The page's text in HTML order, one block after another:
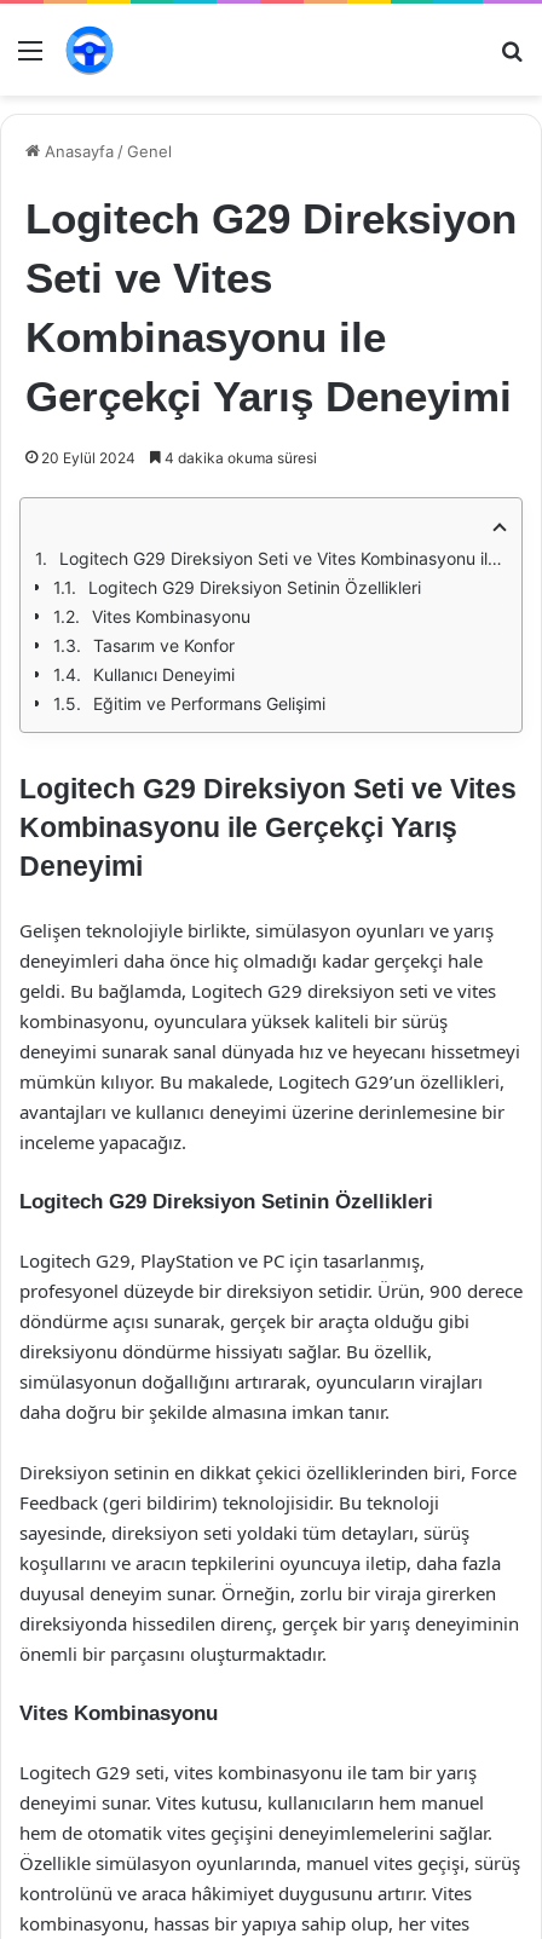
Menü
Anasayfa /Genel
Logitech G29 Direksiyon
Seti ve Vites
Kombinasyonu ile
Gerçekçi Yarış Deneyimi
20 Eylül 2024 4 dakika okuma süresi
Logitech G29 Direksiyon Seti ve Vites Kombinasyonu ile Gerçekçi Yarış Deneyimi
Logitech G29 Direksiyon Setinin Özellikleri
Vites Kombinasyonu
Tasarım ve Konfor
Kullanıcı Deneyimi
Eğitim ve Performans Gelişimi
Logitech G29 Direksiyon Seti ve Vites
Kombinasyonu ile Gerçekçi Yarış
Deneyimi
Gelişen teknolojiyle birlikte, simülasyon oyunları ve yarış
deneyimleri daha önce hiç olmadığı kadar gerçekçi hale
geldi. Bu bağlamda, Logitech G29 direksiyon seti ve vites
kombinasyonu, oyunculara yüksek kaliteli bir sürüş
deneyimi sunarak sanal dünyada hız ve heyecanı hissetmeyi
mümkün kılıyor. Bu makalede, Logitech G29’un özellikleri,
avantajları ve kullanıcı deneyimi üzerine derinlemesine bir
inceleme yapacağız.
Logitech G29 Direksiyon Setinin Özellikleri
Logitech G29, PlayStation ve PC için tasarlanmış,
profesyonel düzeyde bir direksiyon setidir. Ürün, 900 derece
döndürme açısı sunarak, gerçek bir araçta olduğu gibi
direksiyonu döndürme hissiyatı sağlar. Bu özellik,
simülasyonun doğallığını artırarak, oyuncuların virajları
daha doğru bir şekilde almasına imkan tanır.
Direksiyon setinin en dikkat çekici özelliklerinden biri, Force
Feedback (geri bildirim) teknolojisidir. Bu teknoloji
sayesinde, direksiyon seti yoldaki tüm detayları, sürüş
koşullarını ve aracın tepkilerini oyuncuya iletip, daha fazla
duyusal deneyim sunar. Örneğin, zorlu bir viraja girerken
direksiyonda hissedilen direnç, gerçek bir yarış deneyiminin
önemli bir parçasını oluşturmaktadır.
Vites Kombinasyonu
Logitech G29 seti, vites kombinasyonu ile tam bir yarış
deneyimi sunar. Vites kutusu, kullanıcıların hem manuel
hem de otomatik vites geçişini deneyimlemelerini sağlar.
Özellikle simülasyon oyunlarında, manuel vites geçişi, sürüş
kontrolünü ve araca hâkimiyet duygusunu artırır. Vites
kombinasyonu, hassas bir yapıya sahip olup, her vites